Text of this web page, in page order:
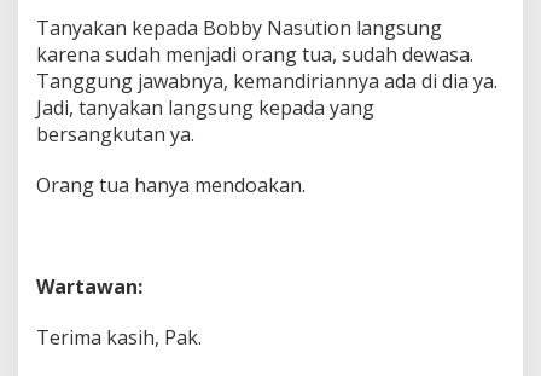
Tanyakan kepada Bobby Nasution langsung
karena sudah menjadi orang tua, sudah dewasa.
Tanggung jawabnya, kemandiriannya ada di dia ya.
Jadi, tanyakan langsung kepada yang
bersangkutan ya.
Orang tua hanya mendoakan.
Wartawan:
Terima kasih, Pak.